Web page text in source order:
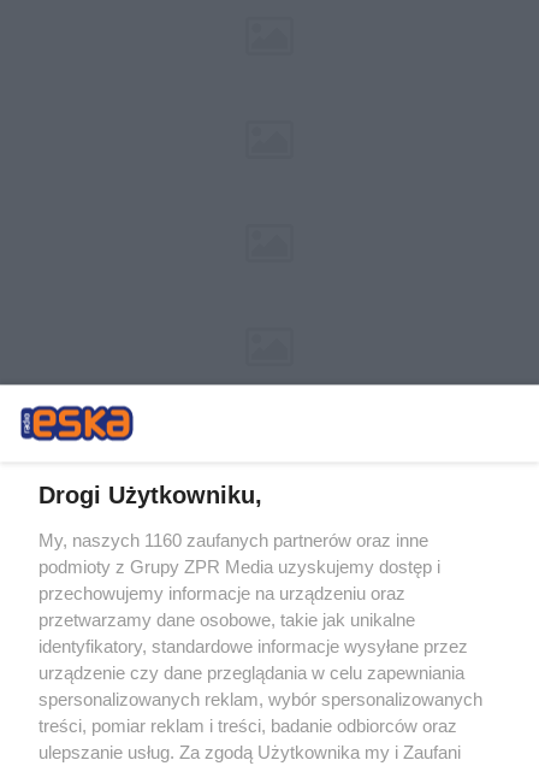
Żaden utwór zamieszczony w serwisie nie może być powielany i
rozpowszechniany lub dalej rozpowszechniany w jakikolwiek sposób (w
tym także elektroniczny lub mechaniczny) na jakimkolwiek polu
eksploatacji w jakiejkolwiek formie, włącznie z umieszczaniem w
Internecie bez pisemnej zgody właściciela praw. Jakiekolwiek użycie lub
wykorzystanie utworów w całości lub w części z naruszeniem prawa,
tzn. bez właściwej zgody, jest zabronione pod groźbą kary i może być
ścigane prawnie.
Drogi Użytkowniku,
My, naszych 1160 zaufanych partnerów oraz inne
podmioty z Grupy ZPR Media uzyskujemy dostęp i
przechowujemy informacje na urządzeniu oraz
przetwarzamy dane osobowe, takie jak unikalne
identyfikatory, standardowe informacje wysyłane przez
urządzenie czy dane przeglądania w celu zapewniania
spersonalizowanych reklam, wybór spersonalizowanych
treści, pomiar reklam i treści, badanie odbiorców oraz
ulepszanie usług. Za zgodą Użytkownika my i Zaufani